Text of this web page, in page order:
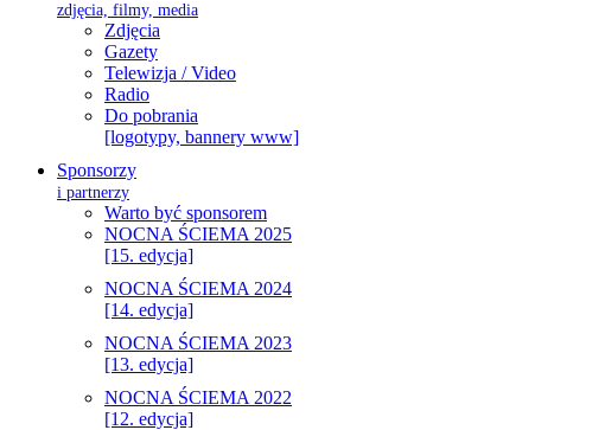
zdjęcia, filmy, media
Zdjęcia
Gazety
Telewizja / Video
Radio
Do pobrania
[logotypy, bannery www]
Sponsorzy
i partnerzy
Warto być sponsorem
NOCNA ŚCIEMA 2025
[15. edycja]
NOCNA ŚCIEMA 2024
[14. edycja]
NOCNA ŚCIEMA 2023
[13. edycja]
NOCNA ŚCIEMA 2022
[12. edycja]